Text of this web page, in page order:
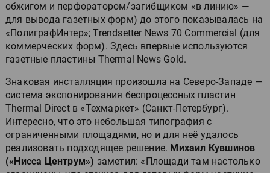
обжигом и перфоратором/загибщиком «в линию» —
для вывода газетных форм) до этого показывалась на
«ПолиграфИнтер»; Trendsetter News 70 Commercial (для
коммерческих форм). Здесь впервые используются
газетные пластины Thermal News Gold.
Знаковая инсталляция произошла на Северо-Западе —
система экспонирования беспроцессных пластин
Thermal Direct в «Техмаркет» (Санкт-Петербург).
Интересно, что это небольшая типография с
ограниченными площадями, но и для неё удалось
реализовать подходящее решение. Михаил Кувшинов
(«Нисса Центрум») заметил: «Площади там настолько